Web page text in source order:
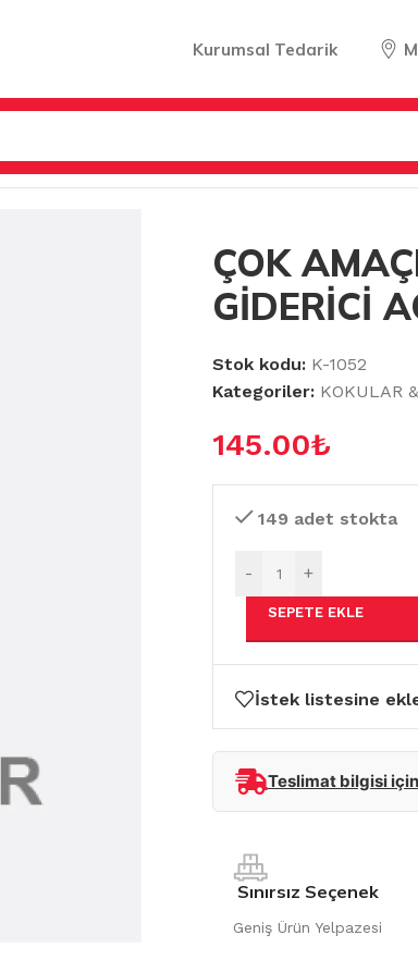
Kurumsal Tedarik
KOKU GİDERİCİ AQUA TEKLİ
ÇOK
GİDERİCİ
Stok kodu: K-1052
Kategoriler: KOKULAR
145.00₺
149 adet stokta
- +
SEPETE EKLE
İstek listesine
Teslimat bilgisi için
Sınırsız Seçenek
Geniş Ürün Yelpazesi